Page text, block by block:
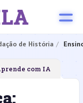
de História
com IA